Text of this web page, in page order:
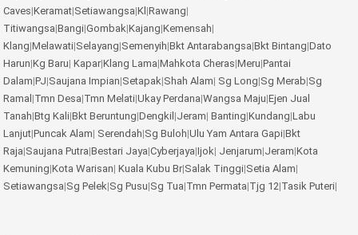
Caves|Keramat|Setiawangsa|Kl |Rawang|
Titiwangsa|Bangi|Gombak|Kajang|Kemensah|
Klang|Melawati|Selayang|Semenyih|Bkt Antarabangsa|Bkt Bintang|Dato
Harun|Kg Baru| Kapar|Klang Lama|Mahkota Cheras|Meru|Pantai
Dalam|PJ|Saujana Impian|Setapak|Shah Alam| Sg Long|Sg Merab|Sg
Ramal |Tmn Desa|Tmn Melati|Ukay Perdana|Wangsa Maju|Ejen Jual
Tanah|Btg Kali|Bkt Beruntung|Dengkil |Jeram| Banting|Kundang|Labu
Lanjut|Puncak Alam| Serendah|Sg Buloh|Ulu Yam Antara Gapi|Bkt
Raja|Saujana Putra|Bestari Jaya|Cyberjaya|Ijok| Jenjarum|Jeram|Kota
Kemuning|Kota Warisan| Kuala Kubu Br|Salak Tinggi|Setia Alam|
Setiawangsa|Sg Pelek|Sg Pusu|Sg Tua|Tmn Permata|Tjg 12|Tasik Puteri|